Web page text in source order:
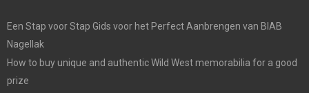
Een Stap voor Stap Gids voor het Perfect Aanbrengen van BIAB
Nagellak
How to buy unique and authentic Wild West memorabilia for a good
prize